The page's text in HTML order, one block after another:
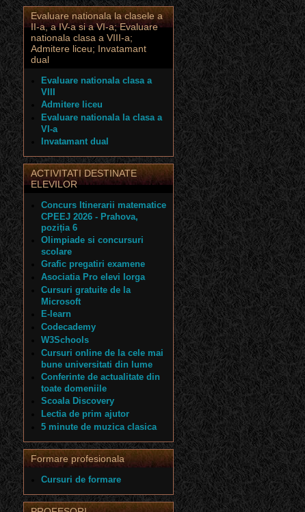
Evaluare nationala la clasele a
II-a, a IV-a si a VI-a; Evaluare
nationala clasa a VIII-a;
Admitere liceu; Invatamant
dual
Evaluare nationala clasa a
VIII
Admitere liceu
Evaluare nationala la clasa a
VI-a
Invatamant dual
ACTIVITATI DESTINATE
ELEVILOR
Concurs Itinerarii matematice
CPEEJ 2026 - Prahova,
poziția 6
Olimpiade si concursuri
scolare
Grafic pregatiri examene
Asociatia Pro elevi Iorga
Cursuri gratuite de la
Microsoft
E-learn
Codecademy
W3Schools
Cursuri online de la cele mai
bune universitati din lume
Conferinte de actualitate din
toate domeniile
Scoala Discovery
Lectia de prim ajutor
5 minute de muzica clasica
Formare profesionala
Cursuri de formare